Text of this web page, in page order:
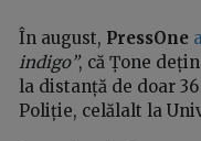
În august, PressOne
indigo”, că Țone
la distanță de doar
Poliție, celălalt la